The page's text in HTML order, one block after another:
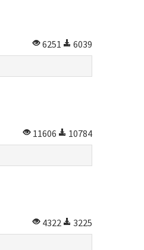
6251
6039
11606
10784
4322
3225